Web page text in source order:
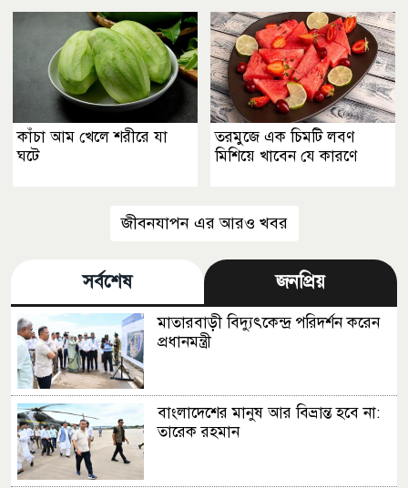
কাঁচা আম খেলে শরীরে যা
ঘটে
তরমুজে এক চিমটি লবণ
মিশিয়ে খাবেন যে কারণে
জীবনযাপন এর আরও খবর
সর্বশেষ জনপ্রিয়
মাতারবাড়ী বিদ্যুৎকেন্দ্র পরিদর্শন করেন
প্রধানমন্ত্রী
বাংলাদেশের মানুষ আর বিভ্রান্ত হবে না:
তারেক রহমান